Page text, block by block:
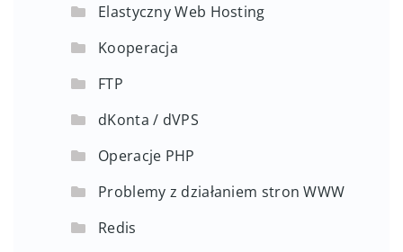
Elastyczny Web Hosting
Kooperacja
FTP
dKonta / dVPS
Operacje PHP
Problemy z działaniem stron WWW
Redis